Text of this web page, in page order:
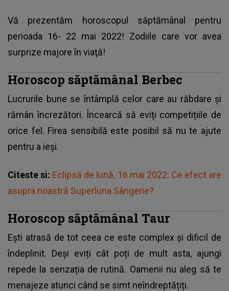
Vă prezentăm horoscopul săptămânal pentru
perioada 16- 22 mai 2022! Zodiile care vor avea
surprize majore în viaţă!
Horoscop săptămânal Berbec
Lucrurile bune se întâmplă celor care au răbdare și
rămân încrezători. Încearcă să eviți competițiile de
orice fel. Firea sensibilă este posibil să nu te ajute
pentru a ieși.
Citeste si: Eclipsă de lună, 16 mai 2022: Ce efect are
asupra noastră Superluna Sângerie?
Horoscop săptămânal Taur
Ești atrasă de tot ceea ce este complex și dificil de
îndeplinit. Deși eviți cât poți de mult asta, ajungi
repede la senzația de rutină. Oamenii nu aleg să te
menajeze atunci când se simt neîndreptățiți.